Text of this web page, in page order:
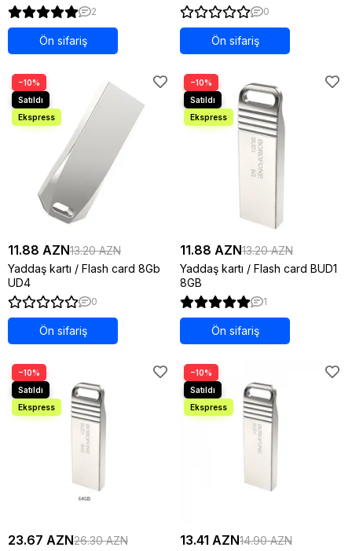
2
Ön sifariş
0
Ön sifariş
−10%
11.88 AZN13.20 AZN
Yaddaş kartı / Flash card 8Gb
UD4
0
Ön sifariş
−10%
11.88 AZN13.20 AZN
Yaddaş kartı / Flash card BUD1
8GB
1
Ön sifariş
−10%
23.67 AZN26.30 AZN
−10%
13.41 AZN14.90 AZN